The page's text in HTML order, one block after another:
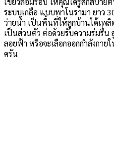
ระบบเกลือ แบบพาโนรามา ยาว
ว่ายน้ำ เป็นพื้นที่ให้ลูกบ้านได้เพลิ
เป็นส่วนตัว ต่อด้วยรับความร่มรื่
ลอยฟ้า หรือจะเลือกออกกำลังกา
ครัน